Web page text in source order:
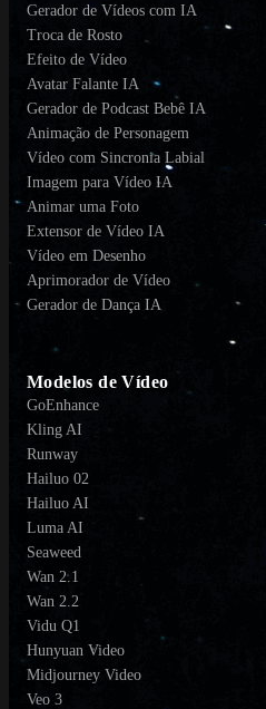
Gerador de Vídeos com IA
Troca de Rosto
Efeito de Vídeo
Avatar Falante IA
Gerador de Podcast Bebê IA
Animação de Personagem
Vídeo com Sincronia Labial
Imagem para Vídeo IA
Animar uma Foto
Extensor de Vídeo IA
Vídeo em Desenho
Aprimorador de Vídeo
Gerador de Dança IA
Modelos de Vídeo
GoEnhance
Kling AI
Runway
Hailuo 02
Hailuo AI
Luma AI
Seaweed
Wan 2.1
Wan 2.2
Vidu Q1
Hunyuan Video
Midjourney Video
Veo 3